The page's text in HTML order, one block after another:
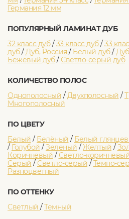
Германия 12 мм
ПОПУЛЯРНЫЙ ЛАМИНАТ ДУБ
32 класс дуб/33 класс дуб/33
дуб/Дуб, Россия / Белый дуб/
Бежевый дуб/ Светло-серый дуб
КОЛИЧЕСТВО ПОЛОС
Однополосный /Двухполосный /
Многополосный
ПО ЦВЕТУ
Белый / Белёный / Белый
/ Голубой /Зеленый /Желтый /
Коричневый / Светло-
Серый / Светло-серый /Темно-
Разноцветный
ПО ОТТЕНКУ
Светлый /Темный